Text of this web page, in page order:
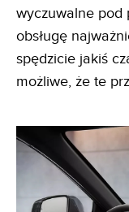
wyczuwalne pod
obsługę
spędzicie jakiś
możliwe, że te